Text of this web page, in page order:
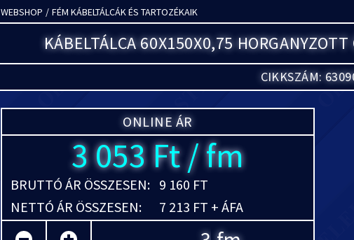
WEBSHOP / FÉM KÁBELTÁLCÁK ÉS TARTOZÉKAIK
KÁBELTÁLCA 60X150X0,75
CIKKSZÁM:
ONLINE ÁR
3 053 Ft / fm
BRUTTÓ ÁR ÖSSZESEN: 9 160 FT
NETTÓ ÁR ÖSSZESEN:
7 213 FT + ÁFA